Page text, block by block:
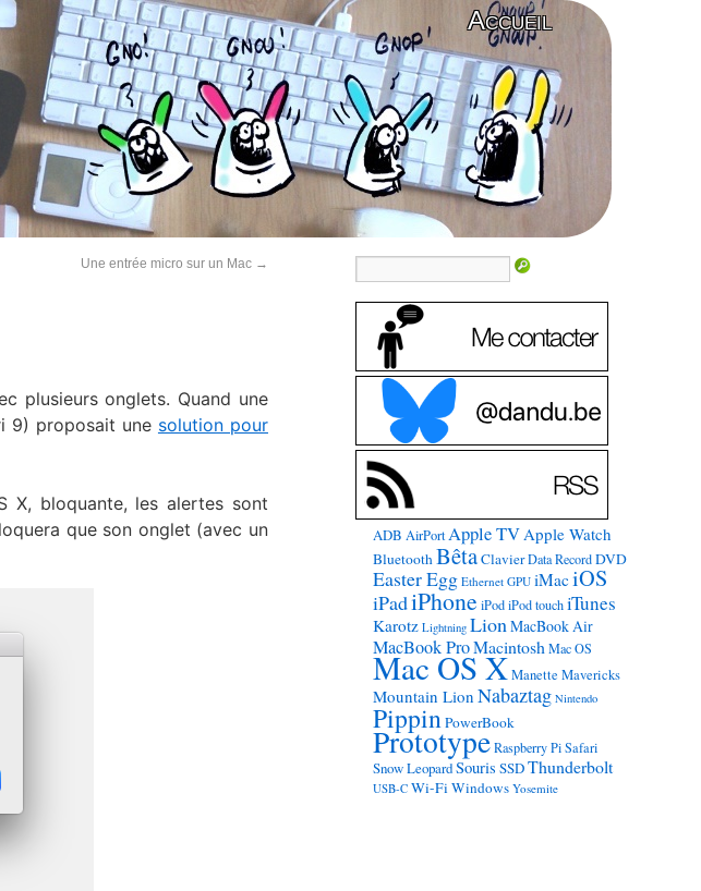
Accueil
Une entrée micro sur un Mac →
plusieurs onglets. Quand une
9) proposait une solution pour
X, bloquante, les alertes sont
que son onglet (avec un
ADB AirPort Apple TVApple Watch
BluetoothBêtaClavier Data Record DVD
Easter Egg Ethernet GPU iMaciOS
iPadiPhone iPod iPod touch iTunes
Karotz Lightning LionMacBook Air
MacBook ProMacintosh Mac OS
Mac OS X Manette Mavericks
Mountain Lion Nabaztag Nintendo
PippinPowerBook
Prototype Raspberry Pi Safari
Snow LeopardSouris SSDThunderbolt
USB-C Wi-FiWindows Yosemite